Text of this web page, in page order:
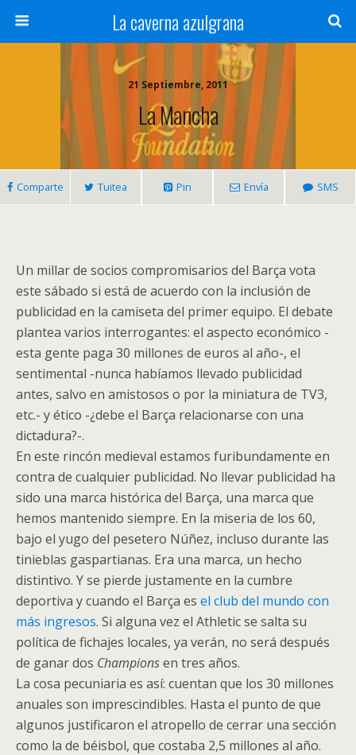
La caverna azulgrana
21 Septiembre, 2011
La Mancha
Comparte Tuitea Pin Envía SMS
Un millar de socios compromisarios del Barça vota
este sábado si está de acuerdo con la inclusión de
publicidad en la camiseta del primer equipo. El debate
plantea varios interrogantes: el aspecto económico -
esta gente paga 30 millones de euros al año-, el
sentimental -nunca habíamos llevado publicidad
antes, salvo en amistosos o por la miniatura de TV3,
etc.- y ético -¿debe el Barça relacionarse con una
dictadura?-.
En este rincón medieval estamos furibundamente en
contra de cualquier publicidad. No llevar publicidad ha
sido una marca histórica del Barça, una marca que
hemos mantenido siempre. En la miseria de los 60,
bajo el yugo del pesetero Núñez, incluso durante las
tinieblas gaspartianas. Era una marca, un hecho
distintivo. Y se pierde justamente en la cumbre
deportiva y cuando el Barça es el club del mundo con
más ingresos. Si alguna vez el Athletic se salta su
política de fichajes locales, ya verán, no será después
de ganar dos Championsen tres años.
La cosa pecuniaria es así: cuentan que los 30 millones
anuales son imprescindibles. Hasta el punto de que
algunos justificaron el atropello de cerrar una sección
como la de béisbol, que costaba 2,5 millones al año.